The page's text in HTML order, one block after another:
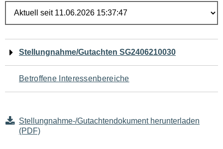
Navigation
für
den
Seiteninhalt
Stellungnahme/Gutachten SG2406210030
Betroffene Interessenbereiche
Stellungnahme-/Gutachtendokument herunterladen
(PDF)